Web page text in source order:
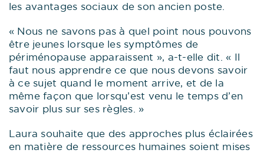
les avantages sociaux de son ancien poste.
« Nous ne savons pas à quel point nous pouvons
être jeunes lorsque les symptômes de
périménopause apparaissent », a-t-elle dit. « Il
faut nous apprendre ce que nous devons savoir
à ce sujet quand le moment arrive, et de la
même façon que lorsqu’est venu le temps d’en
savoir plus sur ses règles. »
Laura souhaite que des approches plus éclairées
en matière de ressources humaines soient mises